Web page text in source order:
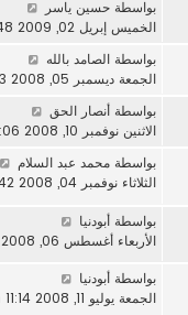
بواسطة حسين ياسر
الخميس إبريل 02, 2009 9:48 am
بواسطة الصامد بالله
الجمعة ديسمبر 05, 2008 3:43 am
بواسطة أنصار الحق
الاثنين نوفمبر 10, 2008 9:06 pm
بواسطة محمد عبد السلام
الثلاثاء نوفمبر 04, 2008 1:42 pm
بواسطة أبودنيا
الأربعاء أغسطس 06, 2008 8:49 pm
بواسطة أبودنيا
الجمعة يوليو 11, 2008 11:14 pm